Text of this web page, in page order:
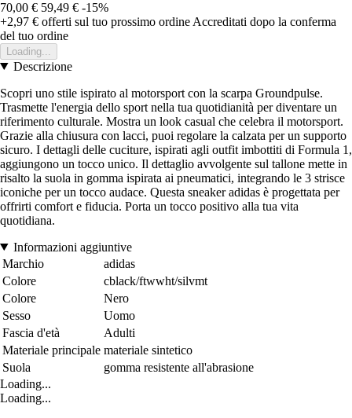
70,00 € 59,49 € -15%
+2,97 € offerti sul tuo prossimo ordine Accreditati dopo la conferma
del tuo ordine
Loading...
Descrizione
Scopri uno stile ispirato al motorsport con la scarpa Groundpulse.
Trasmette l'energia dello sport nella tua quotidianità per diventare un
riferimento culturale. Mostra un look casual che celebra il motorsport.
Grazie alla chiusura con lacci, puoi regolare la calzata per un supporto
sicuro. I dettagli delle cuciture, ispirati agli outfit imbottiti di Formula 1,
aggiungono un tocco unico. Il dettaglio avvolgente sul tallone mette in
risalto la suola in gomma ispirata ai pneumatici, integrando le 3 strisce
iconiche per un tocco audace. Questa sneaker adidas è progettata per
offrirti comfort e fiducia. Porta un tocco positivo alla tua vita
quotidiana.
Informazioni aggiuntive
Marchio
adidas
Colore
cblack/ftwwht/silvmt
Colore
Nero
Sesso
Uomo
Fascia d'età
Adulti
Materiale principale materiale sintetico
Suola
gomma resistente all'abrasione
Loading...
Loading...